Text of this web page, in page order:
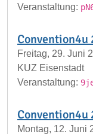
Veranstaltung:
Convention4u
Freitag, 29. Juni
KUZ Eisenstadt
Veranstaltung:
Convention4u
Montag, 12. Juni